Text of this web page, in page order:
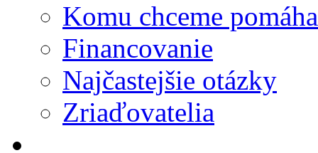
Komu chceme
Financovanie
Najčastejšie otázky
Zriaďovatelia